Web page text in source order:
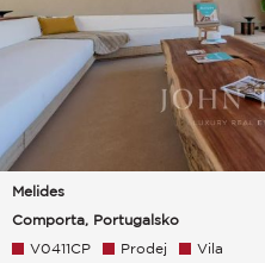
Melides
Comporta, Portugalsko
V0411CP Prodej Vila